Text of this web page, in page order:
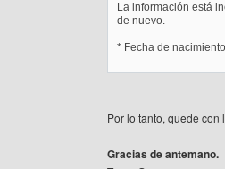
La información está
de nuevo.
* Fecha de
Por lo tanto, quede
Gracias de antemano.